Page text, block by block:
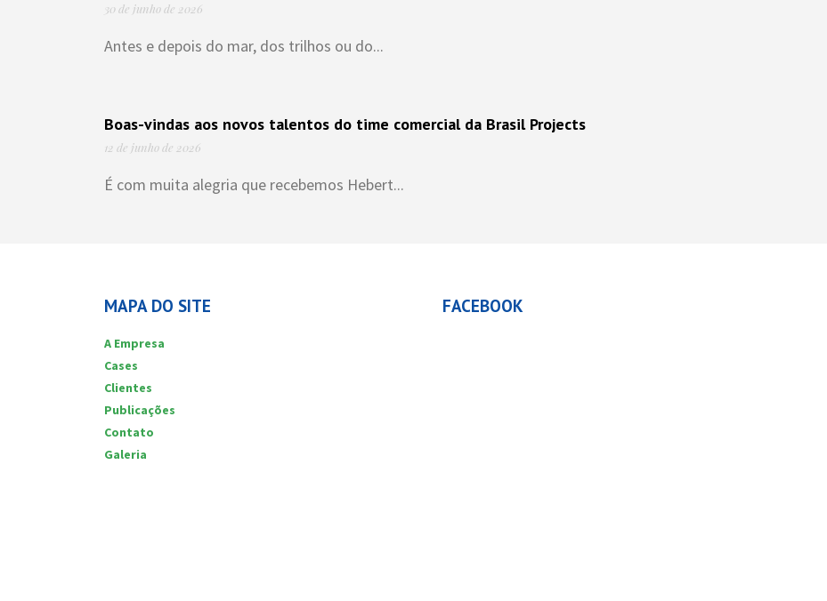
30 de junho de 2026
Antes e depois do mar, dos trilhos ou do...
Boas-vindas aos novos talentos do time comercial da Brasil Projects
12 de junho de 2026
É com muita alegria que recebemos Hebert...
MAPA DO SITE
A Empresa
Cases
Clientes
Publicações
Contato
Galeria
FACEBOOK